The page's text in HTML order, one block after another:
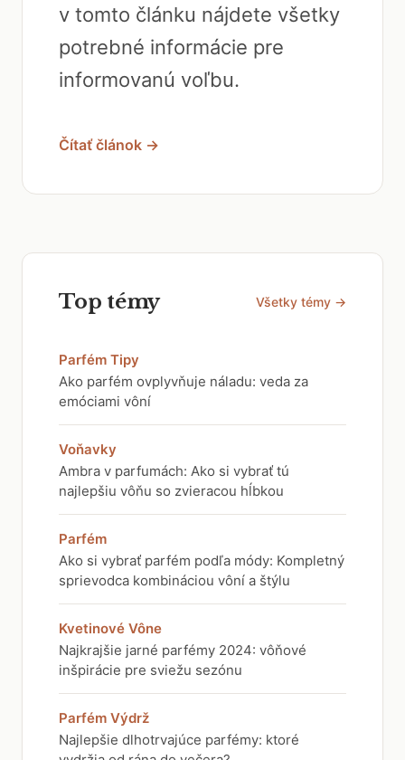
v tomto článku nájdete všetky
potrebné informácie pre
informovanú voľbu.
Čítať článok →
Top témy Všetky témy →
Parfém Tipy
Ako parfém ovplyvňuje náladu: veda za
emóciami vôní
Voňavky
Ambra v parfumách: Ako si vybrať tú
najlepšiu vôňu so zvieracou hĺbkou
Parfém
Ako si vybrať parfém podľa módy: Kompletný
sprievodca kombináciou vôní a štýlu
Kvetinové Vône
Najkrajšie jarné parfémy 2024: vôňové
inšpirácie pre sviežu sezónu
Parfém Výdrž
Najlepšie dlhotrvajúce parfémy: ktoré